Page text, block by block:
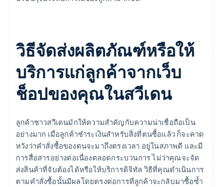
วิธีจัดส่งผลิตภัณฑ์หรือให้
บริการแก่ลูกค้าจากเว็บ
ช็อปของคุณในสวีเดน
ลูกค้าชาวสวีเดนมักให้ความสำคัญกับความน่าเชื่อถือเป็น
อย่างมาก เมื่อลูกค้าชำระเงินสำหรับสิ่งที่ตนซื้อแล้ว ก็จะคาด
หวังว่าคำสั่งซื้อของตนจะมาถึงตรงเวลา อยู่ในสภาพดี และมี
การสื่อสารอย่างต่อเนื่องตลอดกระบวนการ ไม่ว่าคุณจะจัด
ส่งสินค้าที่จับต้องได้หรือให้บริการดิจิทัล วิธีที่คุณดำเนินการ
ตามคำสั่งซื้อนั้นมีผลโดยตรงต่อการที่ลูกค้าจะกลับมาซื้อซ้ำ